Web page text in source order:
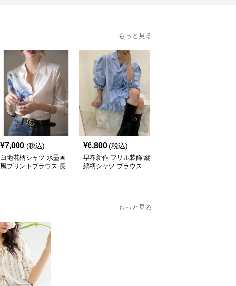
もっと見る
¥7,000 (税込)
白地花柄シャツ 水墨画
風プリントブラウス 長
¥6,800 (税込)
早春新作 フリル装飾 縦
縞柄シャツ ブラウス
もっと見る